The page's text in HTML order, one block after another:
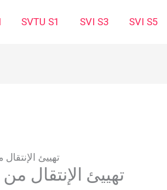
SVTU S1 SVI S3 SVI S5
تهييئ
تهييئ الإنتقال